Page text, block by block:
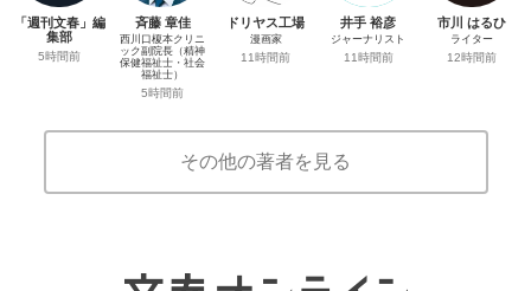
「週刊文春」編
集部
5時間前
斉藤 章佳
西川口榎本クリニ
ック副院長（精神
保健福祉士・社会
福祉士）
5時間前
ドリヤス工場
漫画家
11時間前
井手 裕彦
ジャーナリスト
11時間前
市川 はるひ
ライター
12時間前
その他の著者を見る